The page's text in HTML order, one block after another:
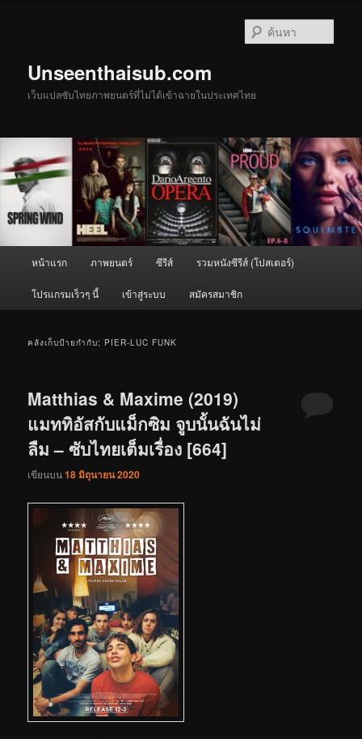
Unseenthaisub.com
เว็บแปลซับไทยภาพยนตร์ที่ไม่ได้เข้าฉายในประเทศไทย
หน้าแรก ภาพยนตร์ ซีรีส์ รวมหนังซีรีส์ (โปสเตอร์)
โปรแกรมเร็วๆ นี้ เข้าสู่ระบบ สมัครสมาชิก
คลังเก็บป้ายกำกับ: PIER-LUC FUNK
Matthias & Maxime (2019)
แมททิอัสกับแม็กซิม จูบนั้นฉันไม่
ลืม – ซับไทยเต็มเรื่อง [664]
เขียนบน18 มิถุนายน 2020